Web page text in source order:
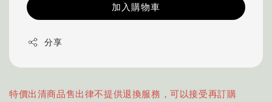
加入購物車
分享
特價出清商品售出律不提供退換服務，可以接受再訂購